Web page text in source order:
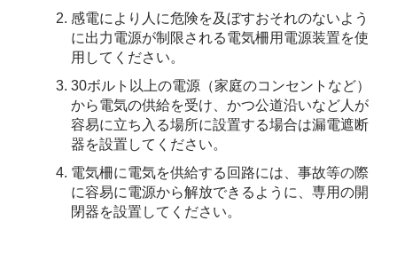
感電により人に危険を及ぼすおそれのないよう
に出力電源が制限される電気柵用電源装置を使
用してください。
30ボルト以上の電源（家庭のコンセントなど）
から電気の供給を受け、かつ公道沿いなど人が
容易に立ち入る場所に設置する場合は漏電遮断
器を設置してください。
電気柵に電気を供給する回路には、事故等の際
に容易に電源から解放できるように、専用の開
閉器を設置してください。